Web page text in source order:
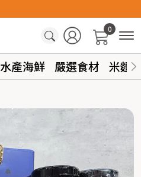
0
水產海鮮 嚴選食材 米麵